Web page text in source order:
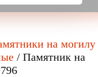
на могилу
/ Памятник на